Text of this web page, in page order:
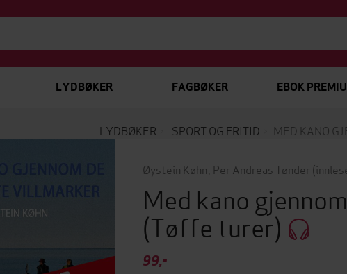
LYDBØKER FAGBØKER EBOK
LYDBØKER SPORT OG FRITID MED KANO
Øystein Køhn Per Andreas Tønder
Med kano
(Tøffe turer)
99,-